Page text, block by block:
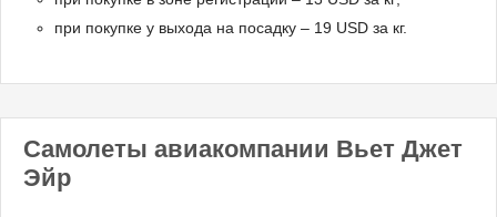
при покупке у выхода на посадку – 19 USD за кг.
Самолеты авиакомпании Вьет Джет
Эйр